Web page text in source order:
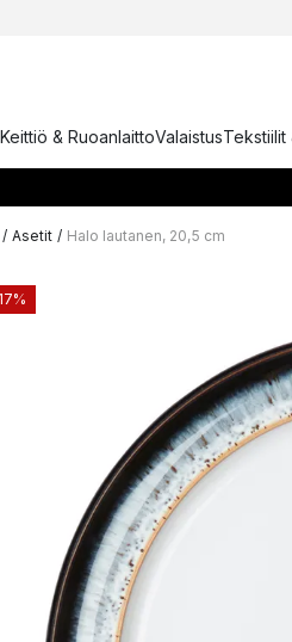
Keittiö & RuoanlaittoValaistusTekstiilit
/ Asetit / Halo lautanen, 20,5 cm